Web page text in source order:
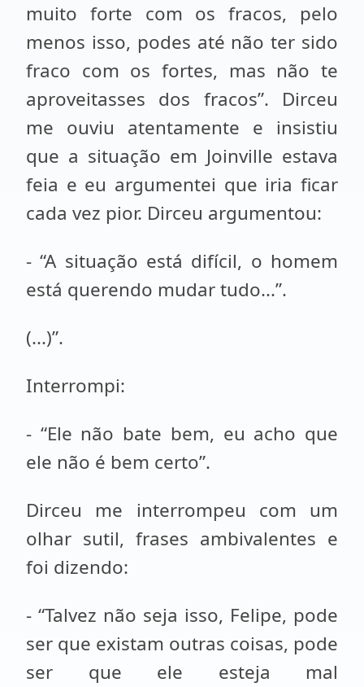
muito forte com os fracos, pelo
menos isso, podes até não ter sido
fraco com os fortes, mas não te
aproveitasses dos fracos”. Dirceu
me ouviu atentamente e insistiu
que a situação em Joinville estava
feia e eu argumentei que iria ficar
cada vez pior. Dirceu argumentou:
- “A situação está difícil, o homem
está querendo mudar tudo...”.
(...)”.
Interrompi:
- “Ele não bate bem, eu acho que
ele não é bem certo”.
Dirceu me interrompeu com um
olhar sutil, frases ambivalentes e
foi dizendo:
- “Talvez não seja isso, Felipe, pode
ser que existam outras coisas, pode
ser que ele esteja mal